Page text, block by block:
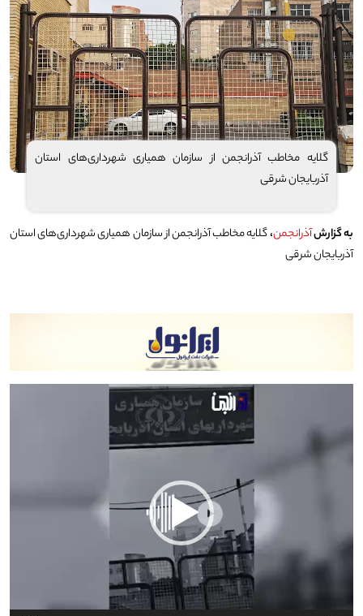
گلایه مخاطب آذرانجمن از سازمان همیاری شهرداری‌های استان
آذربایجان شرقی
به گزارشآذرانجمن،گلایه مخاطب آذرانجمن از سازمان همیاری شهرداری‌های استان
آذربایجان شرقی